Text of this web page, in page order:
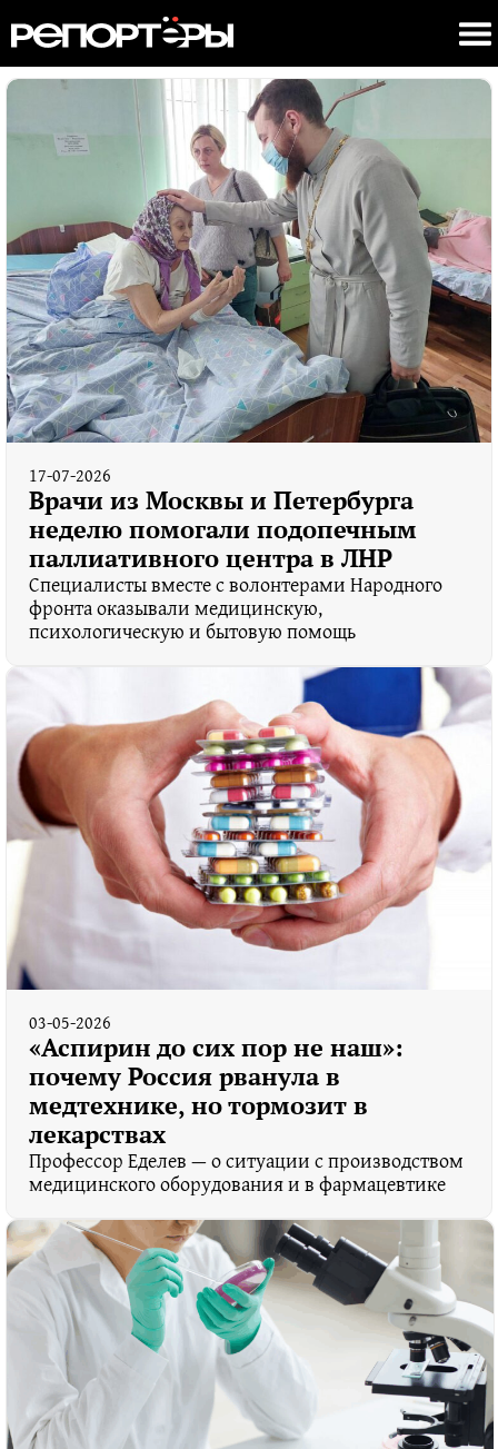
17-07-2026
Врачи из Москвы и Петербурга
неделю помогали подопечным
паллиативного центра в ЛНР
Специалисты вместе с волонтерами Народного
фронта оказывали медицинскую,
психологическую и бытовую помощь
03-05-2026
«Аспирин до сих пор не наш»:
почему Россия рванула в
медтехнике, но тормозит в
лекарствах
Профессор Еделев — о ситуации с производством
медицинского оборудования и в фармацевтике